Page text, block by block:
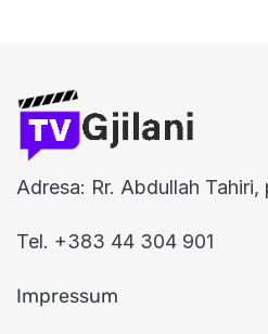
Adresa: Rr. Abdullah Tahiri,
Tel. +383 44 304 901
Impressum